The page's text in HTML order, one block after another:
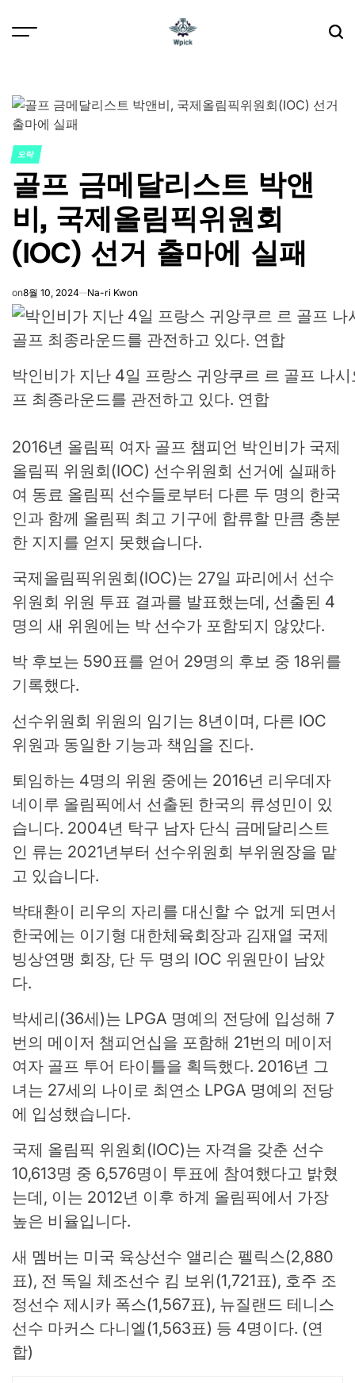
POSTED
IN
오락
골프 금메달리스트 박앤
비, 국제올림픽위원회
(IOC) 선거 출마에 실패
on8월 10, 2024 Na-ri Kwon
박인비가 지난 4일 프랑스 귀앙쿠르 르 골프 나
프 최종라운드를 관전하고 있다. 연합
2016년 올림픽 여자 골프 챔피언 박인비가 국제
올림픽 위원회(IOC) 선수위원회 선거에 실패하
여 동료 올림픽 선수들로부터 다른 두 명의 한국
인과 함께 올림픽 최고 기구에 합류할 만큼 충분
한 지지를 얻지 못했습니다.
국제올림픽위원회(IOC)는 27일 파리에서 선수
위원회 위원 투표 결과를 발표했는데, 선출된 4
명의 새 위원에는 박 선수가 포함되지 않았다.
박 후보는 590표를 얻어 29명의 후보 중 18위를
기록했다.
선수위원회 위원의 임기는 8년이며, 다른 IOC
위원과 동일한 기능과 책임을 진다.
퇴임하는 4명의 위원 중에는 2016년 리우데자
네이루 올림픽에서 선출된 한국의 류성민이 있
습니다. 2004년 탁구 남자 단식 금메달리스트
인 류는 2021년부터 선수위원회 부위원장을 맡
고 있습니다.
박태환이 리우의 자리를 대신할 수 없게 되면서
한국에는 이기형 대한체육회장과 김재열 국제
빙상연맹 회장, 단 두 명의 IOC 위원만이 남았
다.
박세리(36세)는 LPGA 명예의 전당에 입성해 7
번의 메이저 챔피언십을 포함해 21번의 메이저
여자 골프 투어 타이틀을 획득했다. 2016년 그
녀는 27세의 나이로 최연소 LPGA 명예의 전당
에 입성했습니다.
국제 올림픽 위원회(IOC)는 자격을 갖춘 선수
10,613명 중 6,576명이 투표에 참여했다고 밝혔
는데, 이는 2012년 이후 하계 올림픽에서 가장
높은 비율입니다.
새 멤버는 미국 육상선수 앨리슨 펠릭스(2,880
표), 전 독일 체조선수 킴 보위(1,721표), 호주 조
정선수 제시카 폭스(1,567표), 뉴질랜드 테니스
선수 마커스 다니엘(1,563표) 등 4명이다. (연
합)